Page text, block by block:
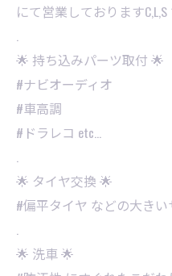
にて営業しておりますC,L,S
🌟 持ち込みパーツ取付 🌟
#ナビオーディオ
#車高調
#ドラレコ etc…
🌟 タイヤ交換 🌟
#偏平タイヤ などの大き
🌟 洗車 🌟